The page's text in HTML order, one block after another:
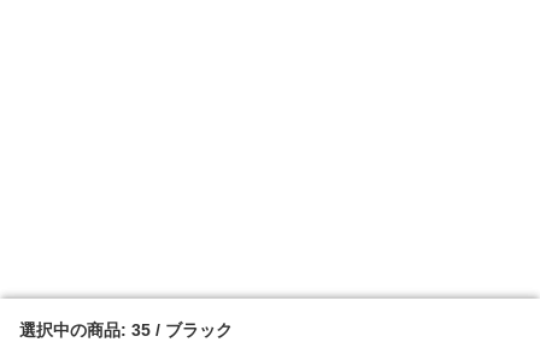
選択中の商品: 35 / ブラック
選択中の商品: 35 / ブラック